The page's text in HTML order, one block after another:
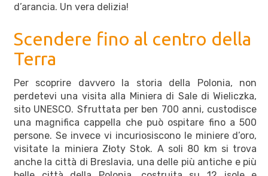
d’arancia. Un vera delizia!
Scendere fino al centro della
Terra
Per scoprire davvero la storia della Polonia, non
perdetevi una visita alla Miniera di Sale di Wieliczka,
sito UNESCO. Sfruttata per ben 700 anni, custodisce
una magnifica cappella che può ospitare fino a 500
persone. Se invece vi incuriosiscono le miniere d’oro,
visitate la miniera Złoty Stok. A soli 80 km si trova
anche la città di Breslavia, una delle più antiche e più